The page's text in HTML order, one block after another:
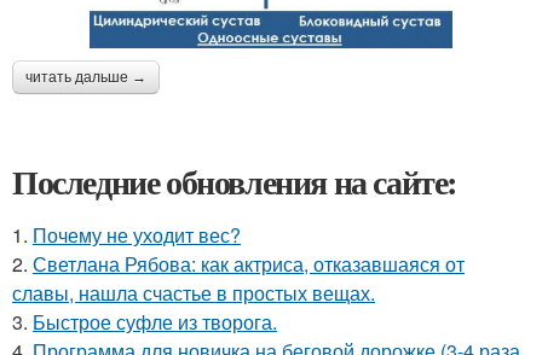
читать дальше →
Последние обновления на сайте:
1. Почему не уходит вес?
2. Светлана Рябова: как актриса, отказавшаяся от
славы, нашла счастье в простых вещах.
3. Быстрое суфле из творога.